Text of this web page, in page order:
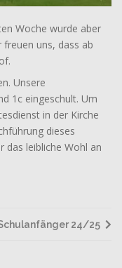
Woche wurde aber
uns, dass ab
Unsere
1c eingeschult. Um
in der Kirche
dieses
das leibliche Wohl an
24/25